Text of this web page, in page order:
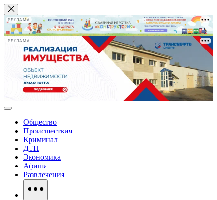
РЕКЛАМА
РЕКЛАМА
Общество
Происшествия
Криминал
ДТП
Экономика
Афиша
Развлечения